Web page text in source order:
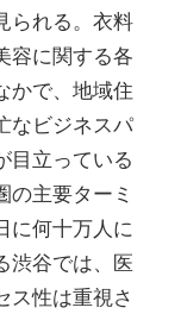
られる。衣料
容に関する各
かで、地域住
なビジネスパ
目立っている
の主要ターミ
に何十万人に
渋谷では、医
ス性は重視さ